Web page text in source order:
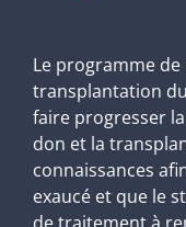
Le programme
transplantation
faire progresser
don et la
connaissances
exaucé et que le